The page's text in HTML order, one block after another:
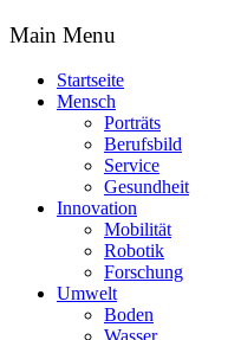
Main Menu
Startseite
Mensch
Porträts
Berufsbild
Service
Gesundheit
Innovation
Mobilität
Robotik
Forschung
Umwelt
Boden